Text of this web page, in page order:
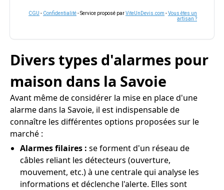
CGU - Confidentialité- Service proposé parViteUnDevis.com -Vous êtes un
artisan ?
Divers types d'alarmes pour
maison dans la Savoie
Avant même de considérer la mise en place d'une
alarme dans la Savoie, il est indispensable de
connaître les différentes options proposées sur le
marché :
Alarmes filaires : se forment d'un réseau de
câbles reliant les détecteurs (ouverture,
mouvement, etc.) à une centrale qui analyse les
informations et déclenche l'alerte. Elles sont